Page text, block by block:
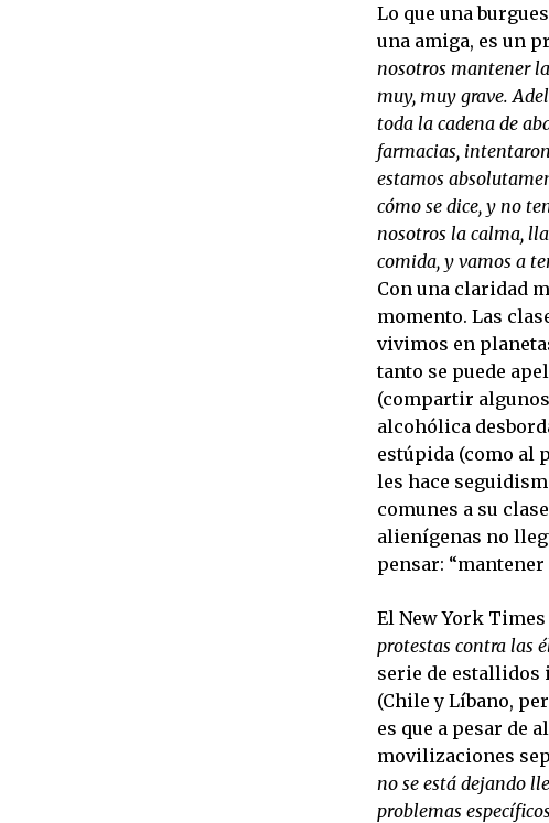
Lo que una
una amiga, es un
nosotros mantener
muy, muy grave.
toda la cadena de
farmacias,
estamos
cómo se dice, y no
nosotros la calma,
comida, y vamos a
Con una claridad
momento. Las
vivimos en
tanto se puede
(compartir
alcohólica
estúpida (como al
les hace
comunes a su
alienígenas no
pensar: “mantener
El New York
protestas contra las
serie de estallidos
(Chile y Líbano,
es que a pesar de
movilizaciones
no se está dejando
problemas específicos